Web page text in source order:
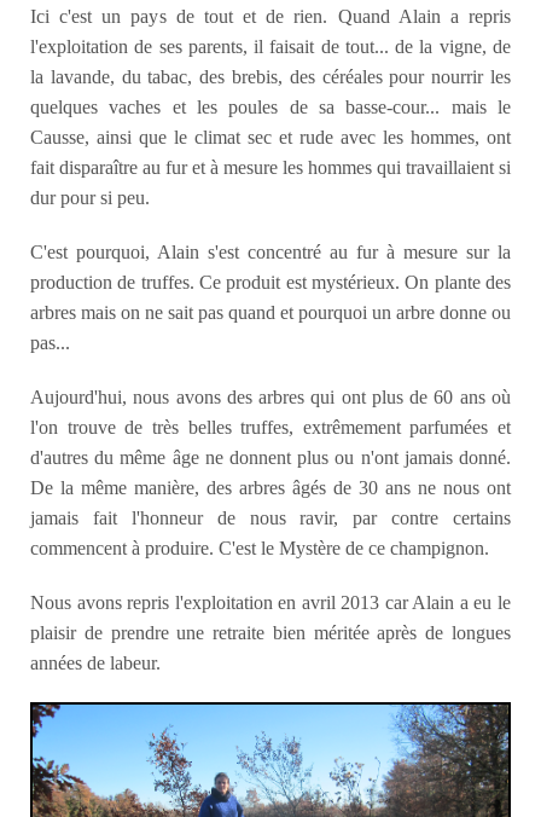
Ici c'est un pays de tout et de rien. Quand Alain a repris
l'exploitation de ses parents, il faisait de tout... de la vigne, de
la lavande, du tabac, des brebis, des céréales pour nourrir les
quelques vaches et les poules de sa basse-cour... mais le
Causse, ainsi que le climat sec et rude avec les hommes, ont
fait disparaître au fur et à mesure les hommes qui travaillaient si
dur pour si peu.
C'est pourquoi, Alain s'est concentré au fur à mesure sur la
production de truffes. Ce produit est mystérieux. On plante des
arbres mais on ne sait pas quand et pourquoi un arbre donne ou
pas...
Aujourd'hui, nous avons des arbres qui ont plus de 60 ans où
l'on trouve de très belles truffes, extrêmement parfumées et
d'autres du même âge ne donnent plus ou n'ont jamais donné.
De la même manière, des arbres âgés de 30 ans ne nous ont
jamais fait l'honneur de nous ravir, par contre certains
commencent à produire. C'est le Mystère de ce champignon.
Nous avons repris l'exploitation en avril 2013 car Alain a eu le
plaisir de prendre une retraite bien méritée après de longues
années de labeur.